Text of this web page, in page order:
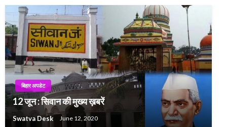
बिहार अपडेट
12 जून : सिवान की मुख्य ख़बरें
Swatva Desk June 12, 2020